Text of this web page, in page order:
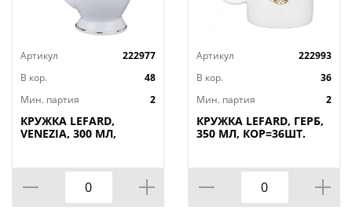
Артикул
222977
В кор.
48
Мин. партия
2
КРУЖКА LEFARD,
VENEZIA, 300 МЛ,
Артикул
222993
В кор.
36
Мин. партия
2
КРУЖКА LEFARD, ГЕРБ,
350 МЛ, КОР=36ШТ.